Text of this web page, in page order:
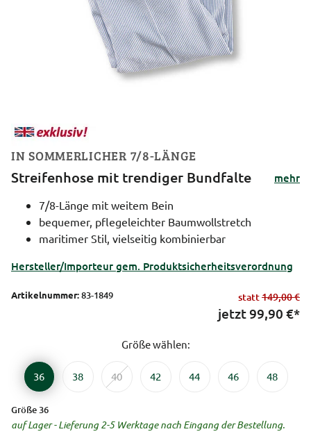
IN SOMMERLICHER 7/8-LÄNGE
Streifenhose mit trendiger Bundfalte
mehr
7/8-Länge mit weitem Bein
bequemer, pflegeleichter Baumwollstretch
maritimer Stil, vielseitig kombinierbar
Hersteller/Importeur gem. Produktsicherheitsverordnung
Artikelnummer:83-1849 statt149,00 €
jetzt99,90 €*
Größe wählen:
36 38 40 42 44 46 48
Größe 36
auf Lager - Lieferung 2-5 Werktage nach Eingang der Bestellung.